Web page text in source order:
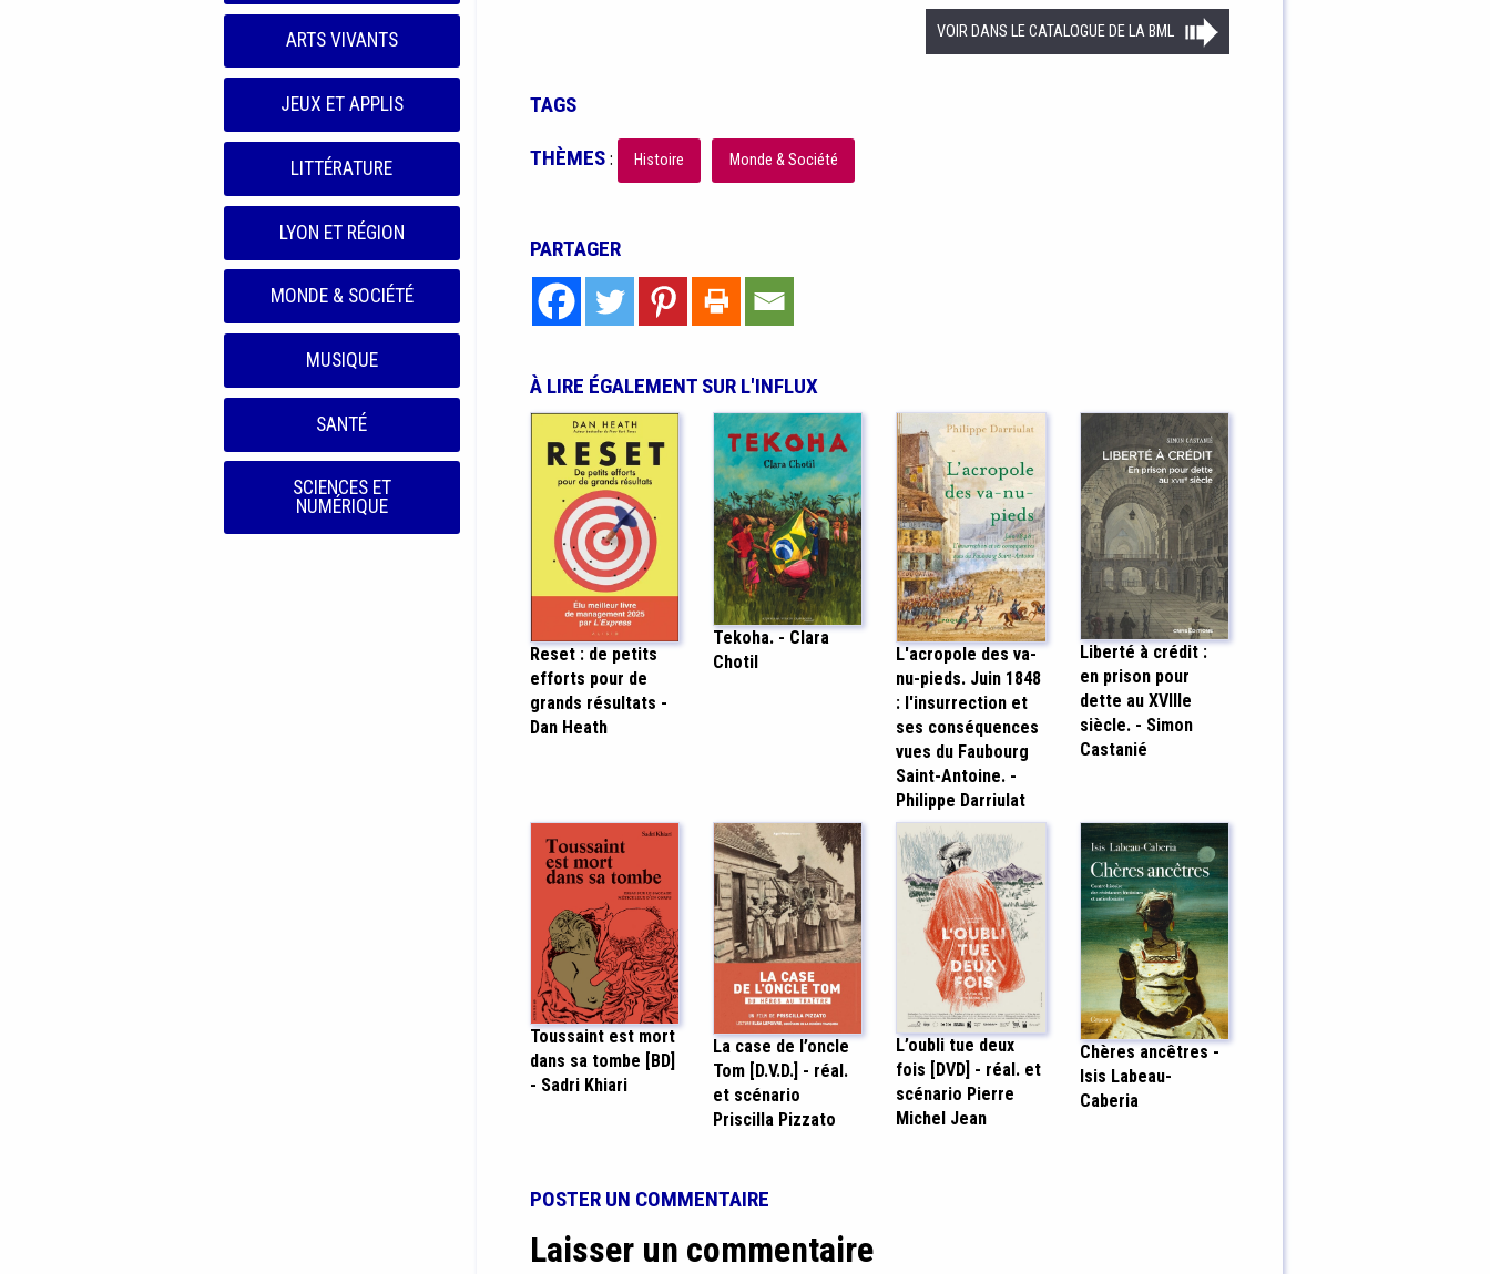
ARTS VIVANTS
JEUX ET APPLIS
LITTÉRATURE
LYON ET RÉGION
MONDE & SOCIÉTÉ
MUSIQUE
SANTÉ
SCIENCES ET
NUMÉRIQUE
VOIR DANS LE CATALOGUE DE LA BML
TAGS
THÈMES: Histoire Monde & Société
PARTAGER
À LIRE ÉGALEMENT SUR L'INFLUX
Reset : de petits
efforts pour de
grands résultats -
Dan Heath
Tekoha. - Clara
Chotil
L'acropole des va-
nu-pieds. Juin 1848
: l'insurrection et
ses conséquences
vues du Faubourg
Saint-Antoine. -
Philippe Darriulat
Liberté à crédit :
en prison pour
dette au XVIIIe
siècle. - Simon
Castanié
Toussaint est mort
dans sa tombe [BD]
- Sadri Khiari
La case de l’oncle
Tom [D.V.D.] - réal.
et scénario
Priscilla Pizzato
L’oubli tue deux
fois [DVD] - réal. et
scénario Pierre
Michel Jean
Chères ancêtres -
Isis Labeau-
Caberia
POSTER UN COMMENTAIRE
Laisser un commentaire